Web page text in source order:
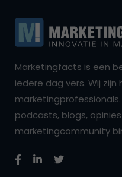
Marketingfacts is een
iedere dag vers. Wij
podcasts, blogs,
marketingcommunity